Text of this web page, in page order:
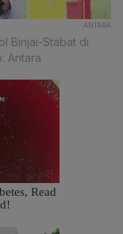
ANTARA
Binjai-Stabat di
Antara